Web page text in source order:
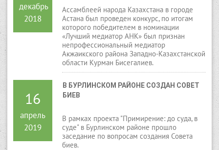
декабрь
2018
Ассамблеей народа Казахстана в городе
Астана был проведен конкурс, по итогам
которого победителем в номинации
«Лучший медиатор АНК» был признан
непрофессиональный медиатор
Акжаикского района Западно-Казахстанской
области Курман Бисегалиев.
16
апрель
2019
В БУРЛИНСКОМ РАЙОНЕ СОЗДАН СОВЕТ
БИЕВ
В рамках проекта "Примирение: до суда, в
суде" в Бурлинском районе прошло
заседание по вопросам создания Совета
биев.